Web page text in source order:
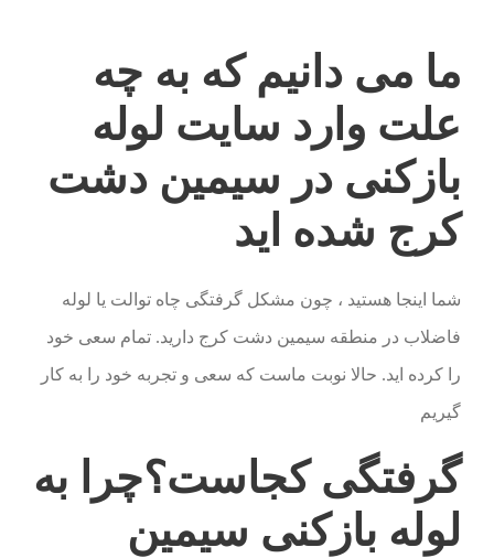
ما می دانیم که به چه
علت وارد سایت لوله
بازکنی در سیمین دشت
کرج شده اید
شما اینجا هستید ، چون مشکل گرفتگی چاه توالت یا لوله
فاضلاب در منطقه سیمین دشت کرج دارید. تمام سعی خود
را کرده اید. حالا نوبت ماست که سعی و تجربه خود را به کار
گیریم
گرفتگی کجاست؟چرا به
لوله بازکنی سیمین